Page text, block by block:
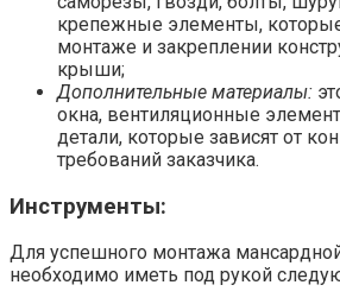
крепежные элементы,
монтаже и закреплении
крыши;
Дополнительные материалы:
окна, вентиляционные
детали, которые зависят от
требований заказчика.
Инструменты:
Для успешного монтажа
необходимо иметь под рукой